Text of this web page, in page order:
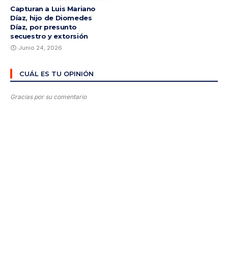
Capturan a Luis Mariano
Díaz, hijo de Diomedes
Díaz, por presunto
secuestro y extorsión
Junio 24, 2026
CUÁL ES TU OPINIÓN
Gracias por su comentario